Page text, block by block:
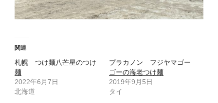
関連
札幌 つけ麺八芒星のつけ
麺
2022年6月7日
北海道
プラカノン フジヤマゴー
ゴーの海老つけ麺
2019年9月5日
タイ